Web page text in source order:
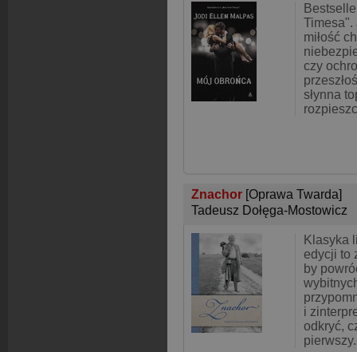
Timesa".
miłość
czy
słynna
Znachor [Oprawa Twarda]
Tadeusz Dołęga-Mostowicz
Klasyka
edycji to
by
i
odkryć,